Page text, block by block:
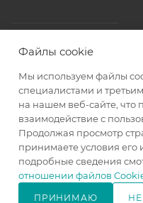
Интернет магазин
Файлы cookie
Мы используем файлы
специалистами и
на нашем веб-сайте, что
взаимодействие с
Продолжая просмотр
принимаете условия его
подробные сведения
отношении файлов
ПРИНИМАЮ